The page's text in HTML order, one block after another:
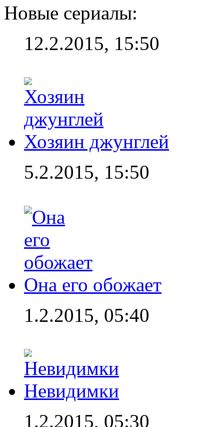
Новые сериалы:
12.2.2015, 15:50
Хозяин джунглей
5.2.2015, 15:50
Она его обожает
1.2.2015, 05:40
Невидимки
1.2.2015, 05:30